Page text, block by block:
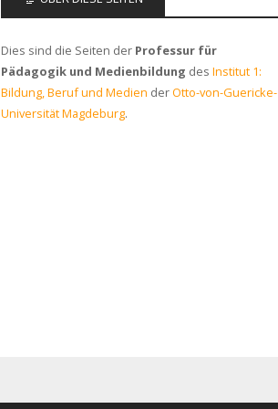
Dies sind die Seiten der Professur für
Pädagogik und Medienbildung des Institut 1:
Bildung, Beruf und Medien derOtto-von-Guericke-
Universität Magdeburg.